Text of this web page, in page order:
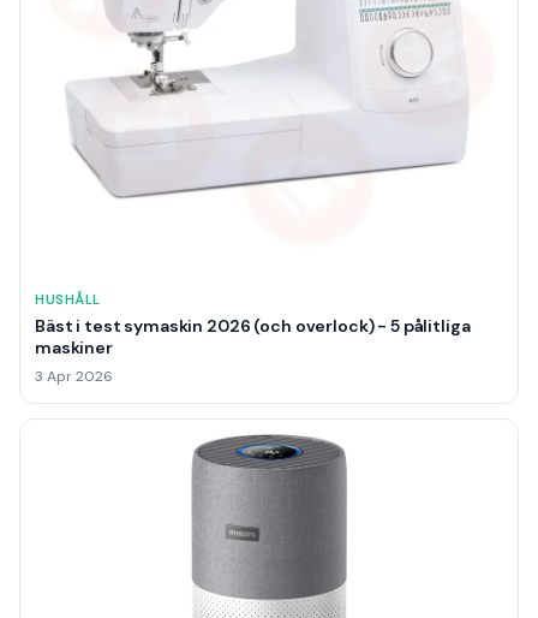
HUSHÅLL
Bäst i test symaskin 2026 (och overlock) - 5 pålitliga
maskiner
3 Apr 2026